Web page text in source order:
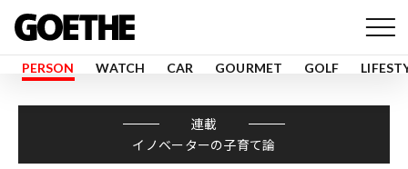
PERSON WATCH CAR GOURMET GOLF
連載
イノベーターの子育て論